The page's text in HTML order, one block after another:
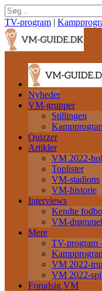
TV-program |
Nyheder
VM-grupper
Stillingen
Quizzer
Artikler
VM 2022-
Toplister
VM-stadions
VM-historie
Interviews
Kendte
VM-
Mere
TV-program
VM 2022-
VM 2022-
Forudsig VM